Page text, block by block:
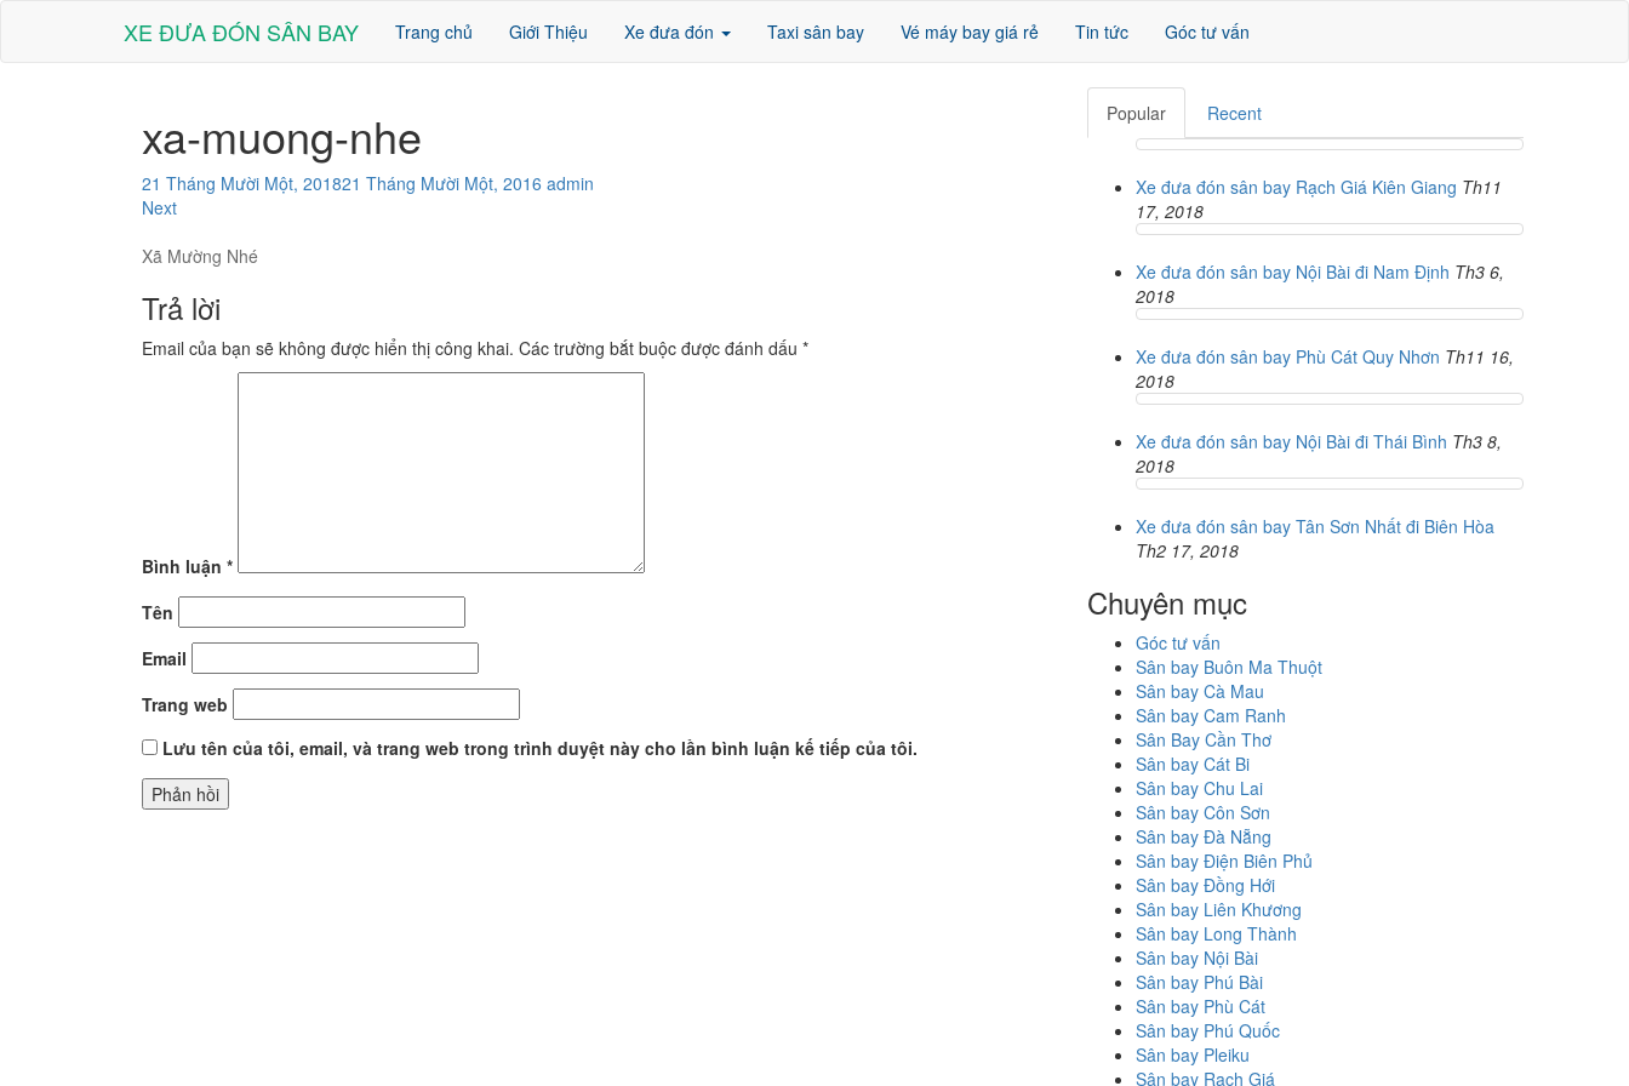
XE ĐƯA ĐÓN SÂN BAY Trang chủ Giới Thiệu Xe đưa đón Taxi sân bay Vé máy bay giá rẻ Tin tức Góc tư vấn
xa-muong-nhe
21 Tháng Mười Một, 201821 Tháng Mười Một, 2016 admin
Next
Xã Mường Nhé
Trả lời
Email của bạn sẽ không được hiển thị công khai. Các trường bắt buộc được đánh dấu *
Bình luận *
Tên
Email
Trang web
Lưu tên của tôi, email, và trang web trong trình duyệt này cho lần bình luận kế tiếp của tôi.
Popular Recent
Xe đưa đón sân bay Rạch Giá Kiên Giang Th11
17, 2018
Xe đưa đón sân bay Nội Bài đi Nam Định Th3 6,
2018
Xe đưa đón sân bay Phù Cát Quy Nhơn Th11 16,
2018
Xe đưa đón sân bay Nội Bài đi Thái Bình Th3 8,
2018
Xe đưa đón sân bay Tân Sơn Nhất đi Biên Hòa
Th2 17, 2018
Chuyên mục
Góc tư vấn
Sân bay Buôn Ma Thuột
Sân bay Cà Mau
Sân bay Cam Ranh
Sân Bay Cần Thơ
Sân bay Cát Bi
Sân bay Chu Lai
Sân bay Côn Sơn
Sân bay Đà Nẵng
Sân bay Điện Biên Phủ
Sân bay Đồng Hới
Sân bay Liên Khương
Sân bay Long Thành
Sân bay Nội Bài
Sân bay Phú Bài
Sân bay Phù Cát
Sân bay Phú Quốc
Sân bay Pleiku
Sân bay Rạch Giá